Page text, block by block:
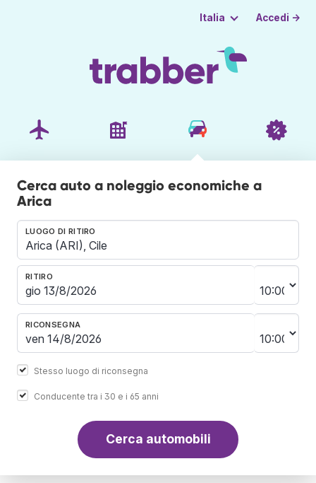
Italia Accedi →
Cerca auto a noleggio economiche a
Arica
LUOGO DI RITIRO
RITIRO
RICONSEGNA
Stesso luogo di riconsegna
Conducente tra i 30 e i 65 anni
Cerca automobili